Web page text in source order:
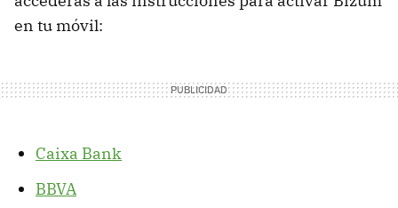
en tu móvil:
Caixa Bank
BBVA